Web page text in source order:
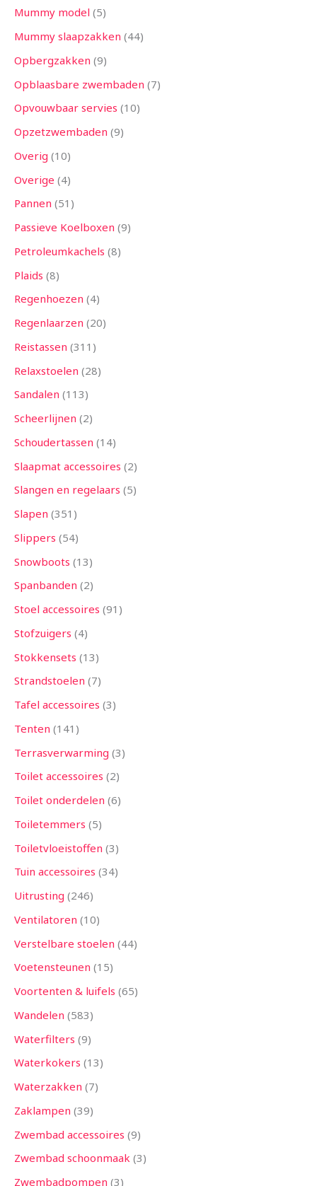
Mummy model 5
Mummy slaapzakken 44
Opbergzakken 9
Opblaasbare zwembaden 7
Opvouwbaar servies 10
Opzetzwembaden 9
Overig 10
Overige 4
Pannen 51
Passieve Koelboxen 9
Petroleumkachels 8
Plaids 8
Regenhoezen 4
Regenlaarzen 20
Reistassen 311
Relaxstoelen 28
Sandalen 113
Scheerlijnen 2
Schoudertassen 14
Slaapmat accessoires 2
Slangen en regelaars 5
Slapen 351
Slippers 54
Snowboots 13
Spanbanden 2
Stoel accessoires 91
Stofzuigers 4
Stokkensets 13
Strandstoelen 7
Tafel accessoires 3
Tenten 141
Terrasverwarming 3
Toilet accessoires 2
Toilet onderdelen 6
Toiletemmers 5
Toiletvloeistoffen 3
Tuin accessoires 34
Uitrusting 246
Ventilatoren 10
Verstelbare stoelen 44
Voetensteunen 15
Voortenten & luifels 65
Wandelen 583
Waterfilters 9
Waterkokers 13
Waterzakken 7
Zaklampen 39
Zwembad accessoires 9
Zwembad schoonmaak 3
Zwembadpompen 3